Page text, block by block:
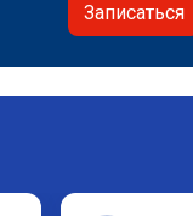
Записаться